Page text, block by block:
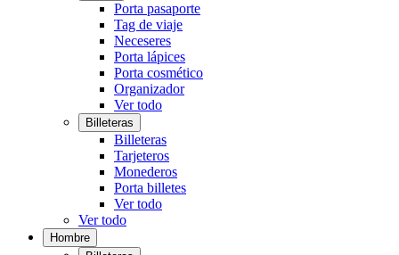
Porta pasaporte
Tag de viaje
Neceseres
Porta lápices
Porta cosmético
Organizador
Ver todo
Billeteras
Billeteras
Tarjeteros
Monederos
Porta billetes
Ver todo
Ver todo
Hombre